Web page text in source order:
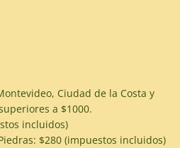
Ciudad de la Costa y
a $1000.
incluidos)
$280 (impuestos incluidos)